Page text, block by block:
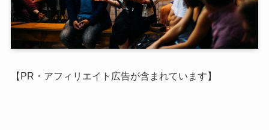
【PR・アフィリエイト広告が含まれています】